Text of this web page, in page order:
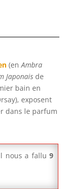
(enAmbra
Japonaisde
bain en
exposent
dans le parfum
nous a fallu9